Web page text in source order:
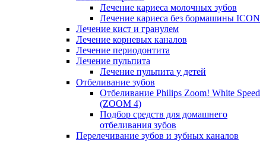
Лечение кариеса молочных зубов
Лечение кариеса без бормашины ICON
Лечение кист и гранулем
Лечение корневых каналов
Лечение периодонтита
Лечение пульпита
Лечение пульпита у детей
Отбеливание зубов
Отбеливание Philips Zoom! White Speed
(ZOOM 4)
Подбор средств для домашнего
отбеливания зубов
Перелечивание зубов и зубных каналов